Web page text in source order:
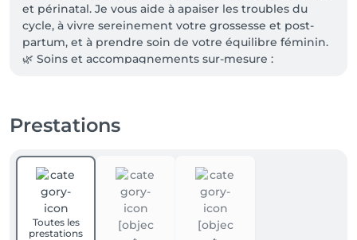
et périnatal. Je vous aide à apaiser les troubles du
cycle, à vivre sereinement votre grossesse et post-
partum, et à prendre soin de votre équilibre féminin.
🌿 Soins et accompagnements sur-mesure :
accompagnements, rendez-vous sur mon site:
Prestations
Toutes les
prestations